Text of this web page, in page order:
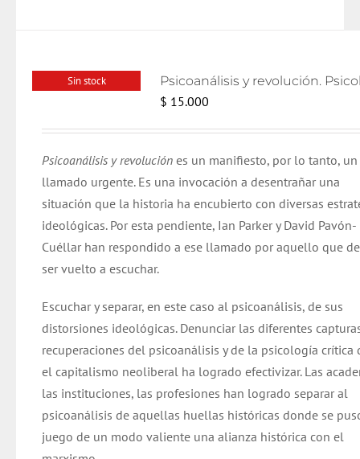
Sin stock
$ 15.000
Psicoanálisis y revoluciónes un manifiesto, por lo tanto, un
llamado urgente. Es una invocación a desentrañar una
situación que la historia ha encubierto con diversas
ideológicas. Por esta pendiente, Ian Parker y David Pavón-
Cuéllar han respondido a ese llamado por aquello que
ser vuelto a escuchar.
Escuchar y separar, en este caso al psicoanálisis, de sus
distorsiones ideológicas. Denunciar las diferentes
recuperaciones del psicoanálisis y de la psicología crítica
el capitalismo neoliberal ha logrado efectivizar. Las
las instituciones, las profesiones han logrado separar al
psicoanálisis de aquellas huellas históricas donde se
juego de un modo valiente una alianza histórica con el